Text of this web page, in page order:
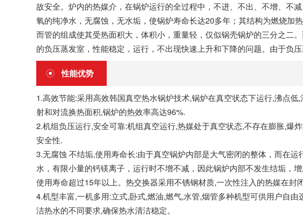
故安全。炉内的热媒介，在锅炉运行的全过程中，不进、不出、不增、不
氧的纯净水，无腐蚀，无水垢，使锅炉寿命长达20多年；其结构为燃烧加
而管的组成使其受热面积大，体积小，重量轻，仅似锅壳锅炉的三分之二
的负压蒸发室，性能稳定，运行，不出现快速上升和下降的问题。由于负
性能优势
1.高效节能:采用高效韩国真空热水锅炉技术,锅炉在真空状态下运行,沸点
射和对流换热面积,锅炉的热效率高达96%.
2.机组负压运行,安全可靠:机组真空运行,热媒处于真空状态,不存在膨胀,爆
安全性.
3.无腐蚀 不结垢,使用寿命长:由于真空锅炉内部是大气密闭的整体，而在
水，有限小量的钙镁离子，运行时不增不减，因此锅炉内部不发生结垢，
使用寿命超过15年以上。热交换器采用不锈钢材质,一次性注入的热媒在
4.机型丰富,一机多用:立式,卧式,燃油,燃气,水管,烟管多种机型可供用户自
洁热水的不同要求,确保热水清洁稳定。